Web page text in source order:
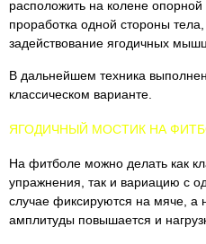
расположить на колене опорной
проработка одной стороны
задействование ягодичных мышц.
В дальнейшем техника
классическом варианте.
ЯГОДИЧНЫЙ МОСТИК НА
На фитболе можно делать как
упражнения, так и вариацию с
случае фиксируются на мяче, а
амплитуды повышается и